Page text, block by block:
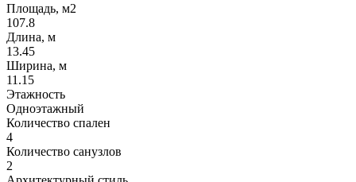
Площадь, м2
107.8
Длина, м
13.45
Ширина, м
11.15
Этажность
Одноэтажный
Количество спален
4
Количество санузлов
2